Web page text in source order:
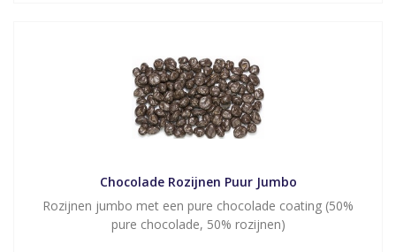
Chocolade Rozijnen Puur Jumbo
Rozijnen jumbo met een pure chocolade coating (50%
pure chocolade, 50% rozijnen)